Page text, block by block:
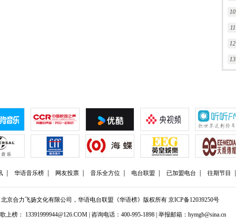
10
11
12
13
华语音乐榜 网友投票 音乐全方位 电台联盟 已加盟电台 往期节目
北京合力飞扬文化有限公司，华语电台联盟《华语榜》版权所有 京ICP备12039250号
上榜： 13391999944@126.COM | 咨询电话：400-995-1898 | 举报邮箱：hymgb@sina.cn